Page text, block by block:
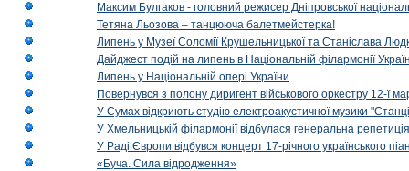
Максим Булгаков - головний режисер Дніпровської
Тетяна Льозова – танцююча балетмейстерка!
Липень у Музеї Соломії Крушельницької та Станіслава
Дайджест подій на липень в Національній філармонії
Липень у Національній опері України
Повернувся з полону диригент військового оркестру 12-ї
У Сумах відкриють студію електроакустичної музики
У Хмельницькій філармонії відбулася генеральна
У Раді Європи відбувся концерт 17-річного українського
«Буча. Сила відродження»